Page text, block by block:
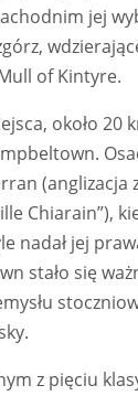
jej
of Kintyre.
około 20
(anglizacja
Chiarain”),
nadał jej
stało się
z pięciu